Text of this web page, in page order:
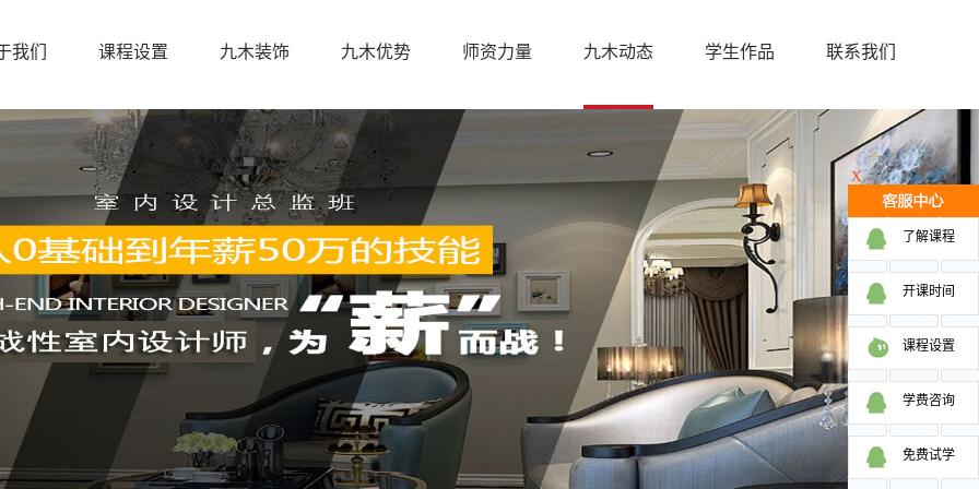
我们 课程设置 九木装饰 九木优势 师资力量 九木动态 学生作品 联系我们
X
了解课程
开课时间
课程设置
学费咨询
免费试学